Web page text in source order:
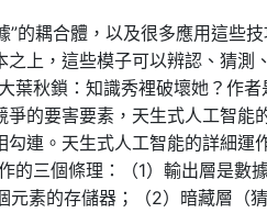
”的耦合體，以及很多應用這些
上，這些模子可以辨認、猜測
葉秋鎖：知識秀裡破壞她？作
的要害要素，天生式人工智能
勾連。天生式人工智能的詳細
的三個條理：（1）輸出層是數
素的存儲器；（2）暗藏層（